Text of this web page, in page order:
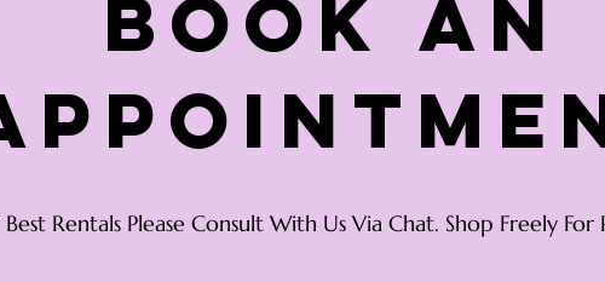
Book an
Best Rentals Please Consult With Us Via Chat. Shop Freely For